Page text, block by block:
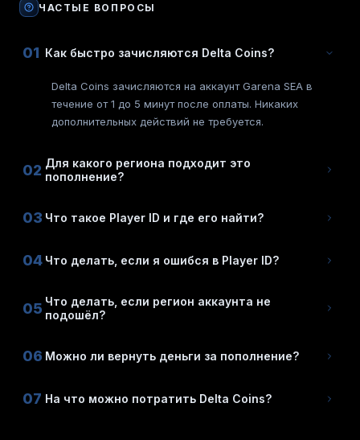
ЧАСТЫЕ ВОПРОСЫ
01 Как быстро зачисляются Delta Coins?
Delta Coins зачисляются на аккаунт Garena SEA в
течение от 1 до 5 минут после оплаты. Никаких
дополнительных действий не требуется.
02 Для какого региона подходит это
пополнение?
03 Что такое Player ID и где его найти?
04 Что делать, если я ошибся в Player ID?
05 Что делать, если регион аккаунта не
подошёл?
06 Можно ли вернуть деньги за пополнение?
07 На что можно потратить Delta Coins?